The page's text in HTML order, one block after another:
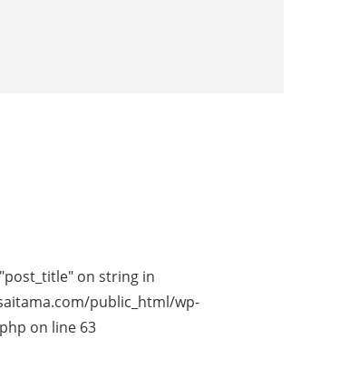
on string in
public_html/wp-
on line 63